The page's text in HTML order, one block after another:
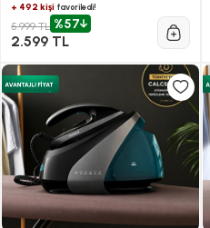
+ 492 kişi favoriledi!
5.999 TL %57
2.599 TL